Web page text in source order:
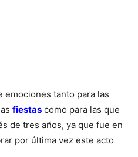
emociones tanto para las
fiestas como para las que
de tres años, ya que fue en
por última vez este acto